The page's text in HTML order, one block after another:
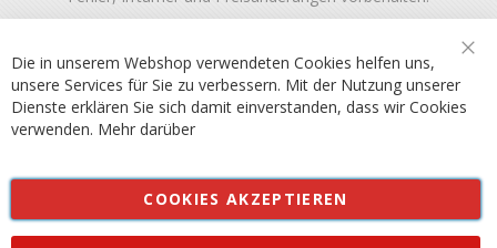
Die in unserem Webshop verwendeten Cookies helfen uns,
unsere Services für Sie zu verbessern. Mit der Nutzung unserer
Dienste erklären Sie sich damit einverstanden, dass wir Cookies
verwenden. Mehr darüber
COOKIES AKZEPTIEREN